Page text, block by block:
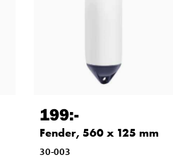
199:-
Fender, 560 x 125 mm
30-003